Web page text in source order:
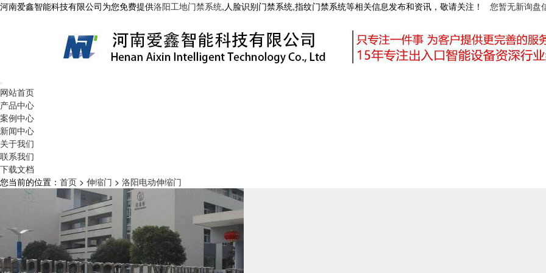
河南爱鑫智能科技有限公司为您免费提供洛阳工地门禁系统,人脸识别门禁系统,指纹门禁系统等相关信息发布和资讯，敬请关注！ 您暂无新询盘
网站首页
产品中心
案例中心
新闻中心
关于我们
联系我们
下载文档
您当前的位置： 首页 > 伸缩门 > 洛阳电动伸缩门